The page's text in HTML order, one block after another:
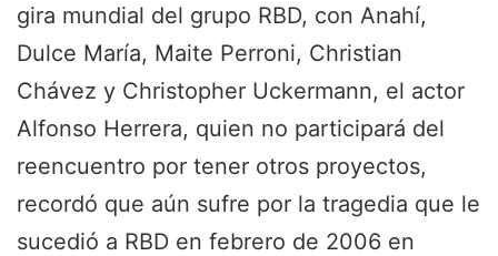
gira mundial del grupo RBD, con Anahí,
Dulce María, Maite Perroni, Christian
Chávez y Christopher Uckermann, el actor
Alfonso Herrera, quien no participará del
reencuentro por tener otros proyectos,
recordó que aún sufre por la tragedia que le
sucedió a RBD en febrero de 2006 en